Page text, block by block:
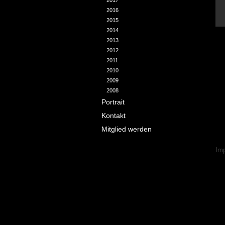
2016
2015
2014
2013
2012
2011
2010
2009
2008
Portrait
Kontakt
Mitglied werden